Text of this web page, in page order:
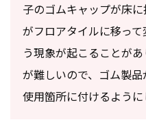
子のゴムキャップが床
がフロアタイルに移っ
う現象が起こることが
が難しいので、ゴム製
使用箇所に付けるように